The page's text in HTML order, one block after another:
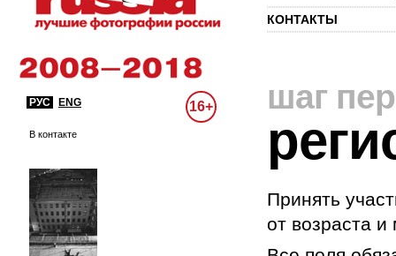
КОНТАКТЫ
РУС ENG 16+
В контакте
шаг
Принять
от возраста